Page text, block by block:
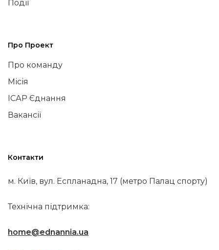
Події
Про Проект
Про команду
Місія
ІСАР Єднання
Вакансії
Контакти
м. Київ, вул. Еспланадна, 17 (метро Палац спорту)
Технічна підтримка:
home@ednannia.ua